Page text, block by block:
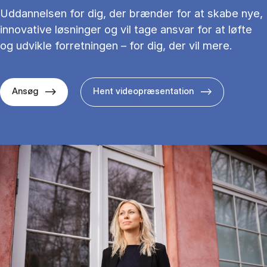
Uddannelsen for dig, der brænder for at skabe nye,
innovative løsninger og vil tage ansvar for at løfte
og udvikle forretningen – for dig, der vil mere.
Ansøg Hent videopræsentation